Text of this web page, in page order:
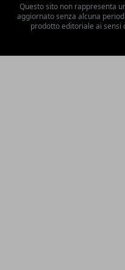
Questo sito non rappresenta
aggiornato senza alcuna
prodotto editoriale ai sensi